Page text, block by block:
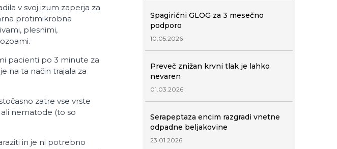
v svoj izum zaperja za
protimikrobna
plesnimi,
pacienti po 3 minute za
na ta način trajala za
zatre vse vrste
nematode (to so
in je ni potrebno
Spagirični GLOG za 3 mesečno
podporo
10.05.2026
Preveč znižan krvni tlak je lahko
nevaren
01.03.2026
Serapeptaza encim razgradi vnetne
odpadne beljakovine
23.01.2026